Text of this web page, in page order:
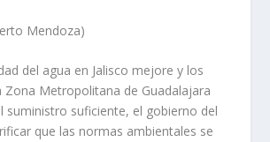
Mendoza)
del agua en Jalisco mejore y los
Zona Metropolitana de Guadalajara
suministro suficiente, el gobierno del
que las normas ambientales se